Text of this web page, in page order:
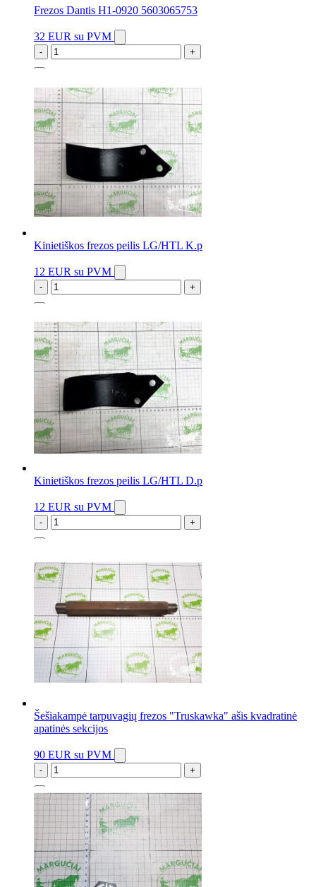
Frezos Dantis H1-0920 5603065753
32 EUR su PVM
- +
Kinietiškos frezos peilis LG/HTL K.p
12 EUR su PVM
- +
Kinietiškos frezos peilis LG/HTL D.p
12 EUR su PVM
- +
Šešiakampė tarpuvagių frezos "Truskawka" ašis kvadratinė
apatinės sekcijos
90 EUR su PVM
- +
2 vnt.